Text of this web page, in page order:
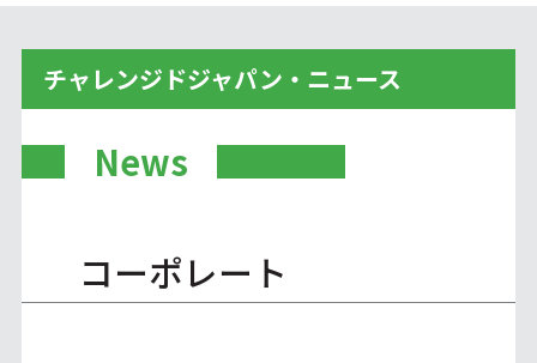
チャレンジドジャパン・ニュース
News
コーポレート